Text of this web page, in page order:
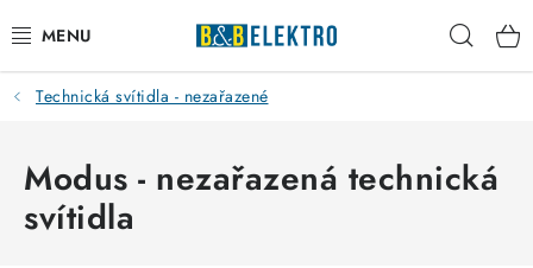
na
obsah
Reklamace / Vrácení zboží
Blog
Kontakty
Technická svítidla - nezařazené
Modus - nezařazená technická
svítidla